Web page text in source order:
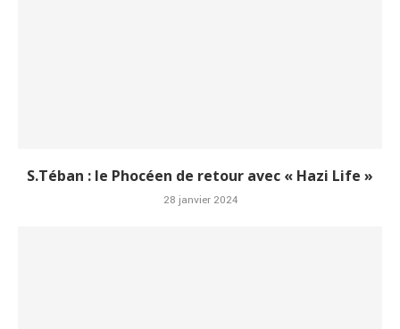
S.Téban : le Phocéen de retour avec « Hazi Life »
28 janvier 2024